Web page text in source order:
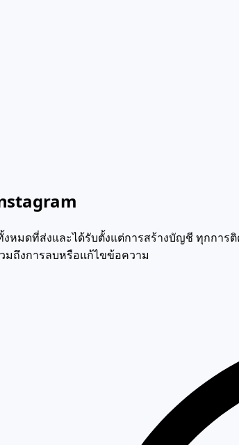
มดที่ส่งและได้รับตั้งแต่การสร้างบัญชี ทุกการติ
มถึงการลบหรือแก้ไขข้อความ